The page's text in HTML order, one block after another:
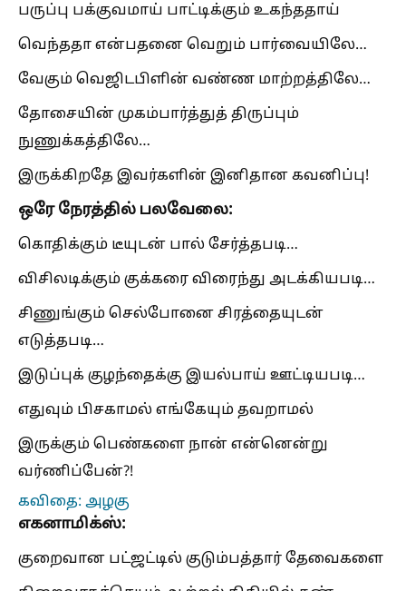
பருப்பு பக்குவமாய் பாட்டிக்கும் உகந்ததாய்
வெந்ததா என்பதனை வெறும் பார்வையிலே…
வேகும் வெஜிடபிளின் வண்ண மாற்றத்திலே…
தோசையின் முகம்பார்த்துத் திருப்பும்
நுணுக்கத்திலே…
இருக்கிறதே இவர்களின் இனிதான கவனிப்பு!
ஒரே நேரத்தில் பலவேலை:
கொதிக்கும் டீயுடன் பால் சேர்த்தபடி…
விசிலடிக்கும் குக்கரை விரைந்து அடக்கியபடி…
சிணுங்கும் செல்போனை சிரத்தையுடன்
எடுத்தபடி…
இடுப்புக் குழந்தைக்கு இயல்பாய் ஊட்டியபடி…
எதுவும் பிசகாமல் எங்கேயும் தவறாமல்
இருக்கும் பெண்களை நான் என்னென்று
வர்ணிப்பேன்?!
கவிதை: அழகு
எகனாமிக்ஸ்:
குறைவான பட்ஜட்டில் குடும்பத்தார் தேவைகளை